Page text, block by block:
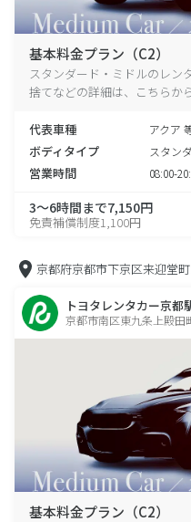
基本料金プラン（C2）
スタンダード・ミドルのレン
捨てなどの詳細は、こちらか
代表車種 アクア
ボディタイプ スタン
営業時間 08:00-
3～6時間まで7,150円
免責補償制度1,100円
京都府京都市下京区来迎堂
トヨタレンタカー京都
京都市南区東九条上殿田
基本料金プラン（C2）